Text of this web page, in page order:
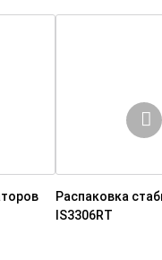
Распаковка
IS3306RT